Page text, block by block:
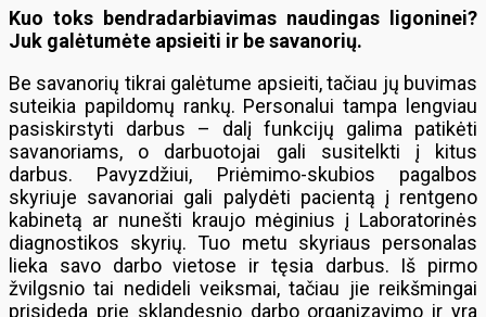
Kuo toks bendradarbiavimas naudingas ligoninei?
Juk galėtumėte apsieiti ir be savanorių.
Be savanorių tikrai galėtume apsieiti, tačiau jų buvimas
suteikia papildomų rankų. Personalui tampa lengviau
pasiskirstyti darbus – dalį funkcijų galima patikėti
savanoriams, o darbuotojai gali susitelkti į kitus
darbus. Pavyzdžiui, Priėmimo-skubios pagalbos
skyriuje savanoriai gali palydėti pacientą į rentgeno
kabinetą ar nunešti kraujo mėginius į Laboratorinės
diagnostikos skyrių. Tuo metu skyriaus personalas
lieka savo darbo vietose ir tęsia darbus. Iš pirmo
žvilgsnio tai nedideli veiksmai, tačiau jie reikšmingai
prisideda prie sklandesnio darbo organizavimo ir yra